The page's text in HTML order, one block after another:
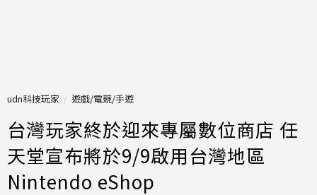
udn科技玩家 遊戲/電競/手遊
台灣玩家終於迎來專屬數位商店 任
天堂宣布將於9/9啟用台灣地區
Nintendo eShop